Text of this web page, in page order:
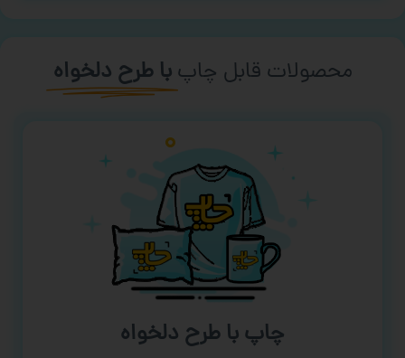
محصولات قابل چاپ با طرح دلخواه
چاپ با طرح دلخواه